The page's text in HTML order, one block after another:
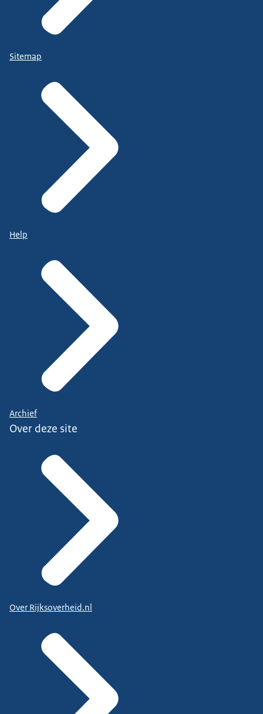
Sitemap
Help
Archief
Over deze site
Over Rijksoverheid.nl